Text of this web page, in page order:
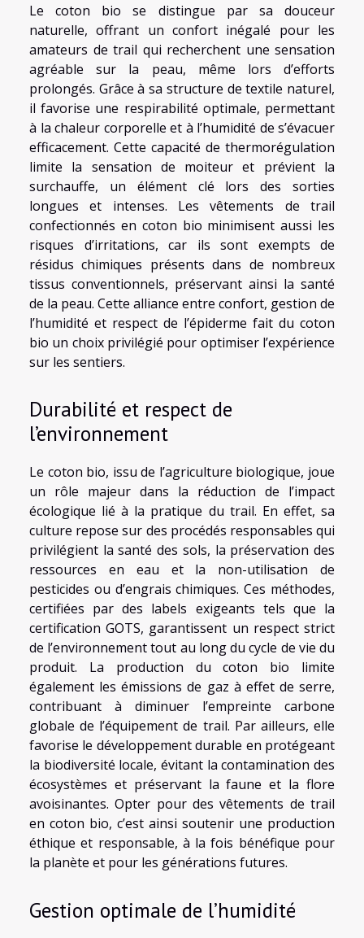
Le coton bio se distingue par sa douceur
naturelle, offrant un confort inégalé pour les
amateurs de trail qui recherchent une sensation
agréable sur la peau, même lors d’efforts
prolongés. Grâce à sa structure de textile naturel,
il favorise une respirabilité optimale, permettant
à la chaleur corporelle et à l’humidité de s’évacuer
efficacement. Cette capacité de thermorégulation
limite la sensation de moiteur et prévient la
surchauffe, un élément clé lors des sorties
longues et intenses. Les vêtements de trail
confectionnés en coton bio minimisent aussi les
risques d’irritations, car ils sont exempts de
résidus chimiques présents dans de nombreux
tissus conventionnels, préservant ainsi la santé
de la peau. Cette alliance entre confort, gestion de
l’humidité et respect de l’épiderme fait du coton
bio un choix privilégié pour optimiser l’expérience
sur les sentiers.
Durabilité et respect de
l’environnement
Le coton bio, issu de l’agriculture biologique, joue
un rôle majeur dans la réduction de l’impact
écologique lié à la pratique du trail. En effet, sa
culture repose sur des procédés responsables qui
privilégient la santé des sols, la préservation des
ressources en eau et la non-utilisation de
pesticides ou d’engrais chimiques. Ces méthodes,
certifiées par des labels exigeants tels que la
certification GOTS, garantissent un respect strict
de l’environnement tout au long du cycle de vie du
produit. La production du coton bio limite
également les émissions de gaz à effet de serre,
contribuant à diminuer l’empreinte carbone
globale de l’équipement de trail. Par ailleurs, elle
favorise le développement durable en protégeant
la biodiversité locale, évitant la contamination des
écosystèmes et préservant la faune et la flore
avoisinantes. Opter pour des vêtements de trail
en coton bio, c’est ainsi soutenir une production
éthique et responsable, à la fois bénéfique pour
la planète et pour les générations futures.
Gestion optimale de l’humidité